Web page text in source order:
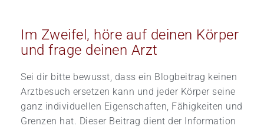
Im Zweifel, höre auf deinen Körper
und frage deinen Arzt
Sei dir bitte bewusst, dass ein Blogbeitrag keinen
Arztbesuch ersetzen kann und jeder Körper seine
ganz individuellen Eigenschaften, Fähigkeiten und
Grenzen hat. Dieser Beitrag dient der Information